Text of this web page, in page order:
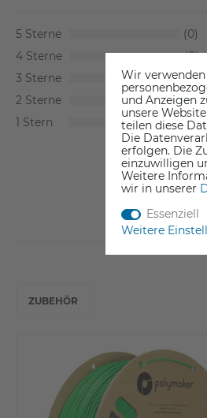
5
0
4
0
3
0
2
0
1
0
ZUBEHÖR
Wir
und Anzeigen
unsere
teilen diese
Die
erfolgen. Die
einzuwilligen
Weitere
wir in unserer
Essenziell
Weitere